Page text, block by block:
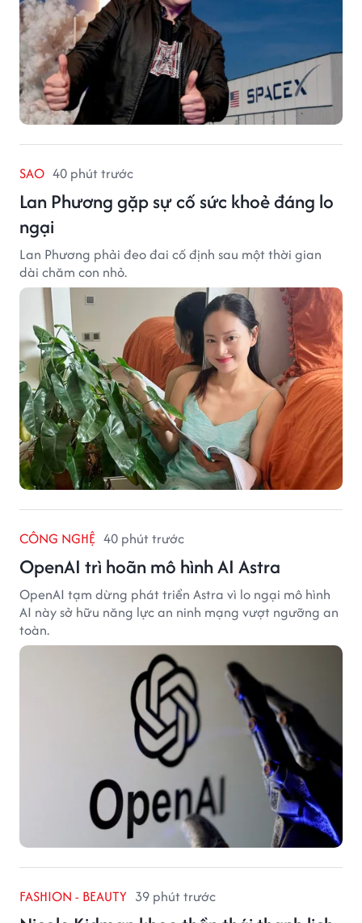
SAO 40 phút trước
Lan Phương gặp sự cố sức khoẻ đáng lo
ngại
Lan Phương phải đeo đai cố định sau một thời gian
dài chăm con nhỏ.
CÔNG NGHỆ 40 phút trước
OpenAI trì hoãn mô hình AI Astra
OpenAI tạm dừng phát triển Astra vì lo ngại mô hình
AI này sở hữu năng lực an ninh mạng vượt ngưỡng an
toàn.
FASHION - BEAUTY 39 phút trước